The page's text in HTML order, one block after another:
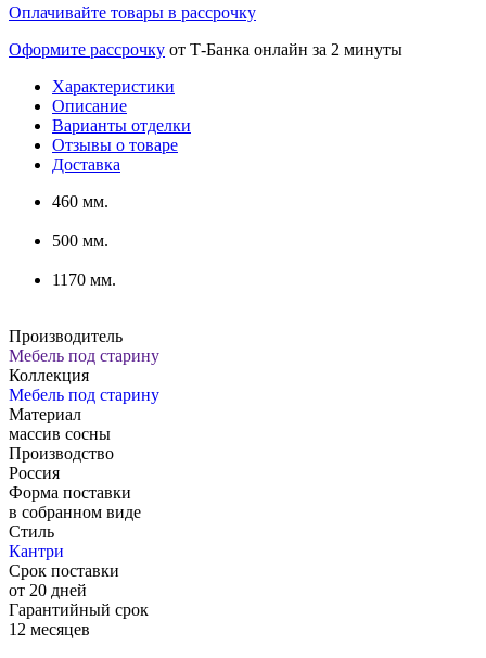
Оплачивайте товары в рассрочку
Оформите рассрочку от Т-Банка онлайн за 2 минуты
Характеристики
Описание
Варианты отделки
Отзывы о товаре
Доставка
460 мм.
500 мм.
1170 мм.
Производитель
Мебель под старину
Коллекция
Мебель под старину
Материал
массив сосны
Производство
Россия
Форма поставки
в собранном виде
Стиль
Кантри
Срок поставки
от 20 дней
Гарантийный срок
12 месяцев